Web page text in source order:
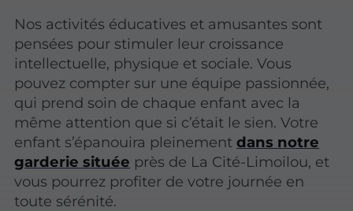
Nos activités éducatives et amusantes sont
pensées pour stimuler leur croissance
intellectuelle, physique et sociale. Vous
pouvez compter sur une équipe passionnée,
qui prend soin de chaque enfant avec la
même attention que si c’était le sien. Votre
enfant s’épanouira pleinementdans notre
garderie située près de La Cité-Limoilou, et
vous pourrez profiter de votre journée en
toute sérénité.